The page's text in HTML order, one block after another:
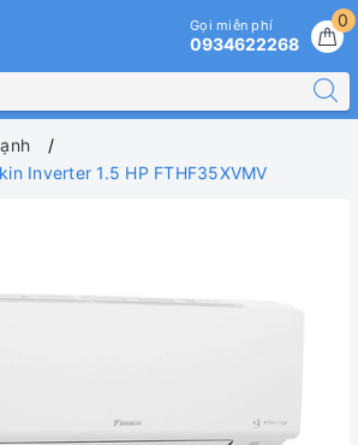
0
Gọi miễn phí
0934622268
Inverter 1.5 HP FTHF35XVMV